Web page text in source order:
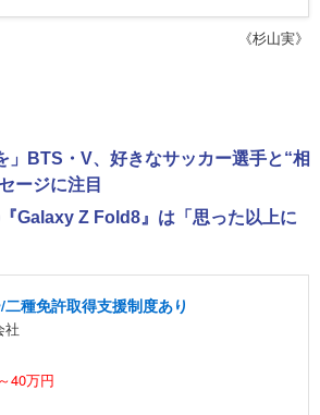
《杉山実》
」BTS・V、好きなサッカー選手と“相
ージに注目
Galaxy Z Fold8』は「思った以上に
種免許取得支援制度あり
社
40万円